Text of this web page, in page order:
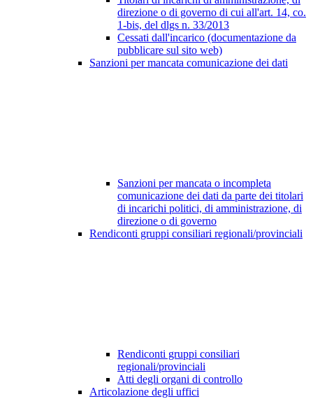
direzione o di governo di cui all'art. 14, co.
1-bis, del dlgs n. 33/2013
Cessati dall'incarico (documentazione da
pubblicare sul sito web)
Sanzioni per mancata comunicazione dei dati
Sanzioni per mancata o incompleta
comunicazione dei dati da parte dei titolari
di incarichi politici, di amministrazione, di
direzione o di governo
Rendiconti gruppi consiliari regionali/provinciali
Rendiconti gruppi consiliari
regionali/provinciali
Atti degli organi di controllo
Articolazione degli uffici